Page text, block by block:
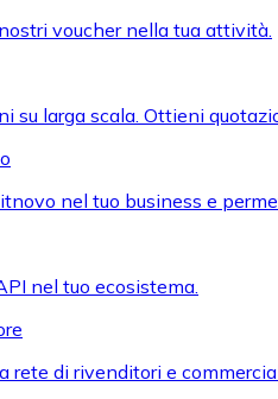
voucher nella tua attività.
su larga scala. Ottieni
nel tuo business e
nel tuo ecosistema.
rete di rivenditori e